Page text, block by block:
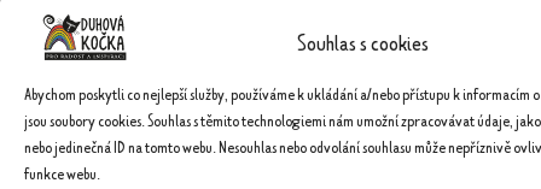
Souhlas s cookies
Abychom poskytli co nejlepší služby, používáme k ukládání a/nebo přístupu k informacím
jsou soubory cookies. Souhlas s těmito technologiemi nám umožní zpracovávat údaje,
nebo jedinečná ID na tomto webu. Nesouhlas nebo odvolání souhlasu může nepříznivě
funkce webu.